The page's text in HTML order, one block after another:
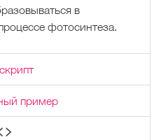
в
фотосинтеза.
пример